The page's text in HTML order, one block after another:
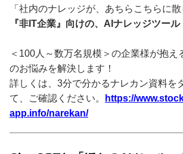
「社内のナレッジが、あちらこちらに散
『非IT企業』向けの、AIナレッジツール
＜100人～数万名規模＞の企業様が抱え
のお悩みを解決します！
詳しくは、3分で分かるナレカン資料を
て、ご確認ください。
https://
app.info/narekan/